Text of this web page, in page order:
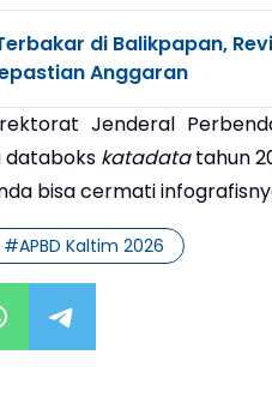
di Balikpapan,
Anggaran
Jenderal
databoks katadatatahun
bisa cermati
#APBD Kaltim 2026